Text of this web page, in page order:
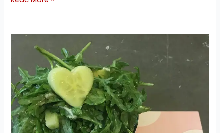
Rucola
Gurken
Avocado
Salat